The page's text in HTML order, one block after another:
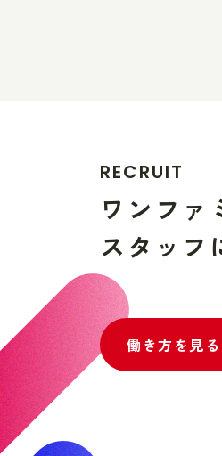
RECRUIT
ワ ン フ ァ
ス タ ッ フ
働き方を見る